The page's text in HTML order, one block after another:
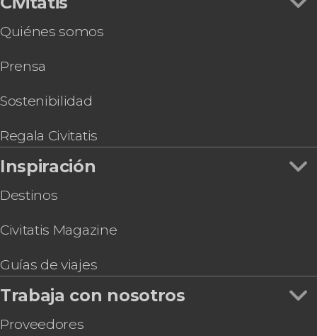
Quiénes somos
Prensa
Sostenibilidad
Regala Civitatis
Inspiración
Destinos
Civitatis Magazine
Guías de viajes
Trabaja con nosotros
Proveedores